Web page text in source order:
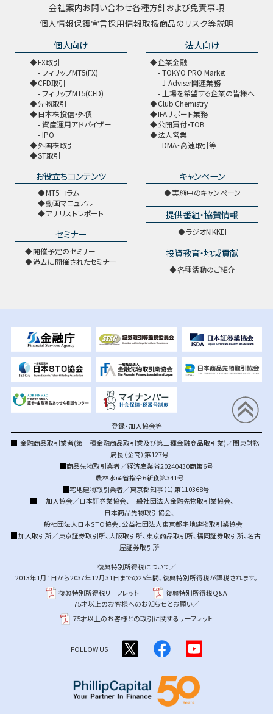
会社案内お問い合わせ各種方針および免責事項
個人情報保護宣言採用情報取扱商品のリスク等説明
個人向け
FX取引
フィリップMT5(FX)
CFD取引
フィリップMT5(CFD)
先物取引
日本株投信・外債
資産運用アドバイザー
IPO
外国株取引
ST取引
法人向け
企業金融
TOKYO PRO Market
J-Adviser関連業務
上場を希望する企業の皆様へ
Club Chemistry
IFAサポート業務
公開買付・TOB
法人営業
DMA・高速取引等
お役立ちコンテンツ
MT5コラム
動画マニュアル
アナリストレポート
セミナー
開催予定のセミナー
過去に開催されたセミナー
キャンペーン
実施中のキャンペーン
提供番組・協賛情報
ラジオNIKKEI
投資教育・地域貢献
各種活動のご紹介
登録・加入協会等
金融商品取引業者(第一種金融商品取引業及び第二種金融商品取引業)／関東財務
局長（金商）第127号
商品先物取引業者／経済産業省20240430商第6号
農林水産省指令6新食第341号
宅地建物取引業者／東京都知事（1）第110368号
加入協会／日本証券業協会、 一般社団法人金融先物取引業協会、
日本商品先物取引協会、
一般社団法人日本STO協会、 公益社団法人東京都宅地建物取引業協会
加入取引所／東京証券取引所、大阪取引所、 東京商品取引所、福岡証券取引所、名古
屋証券取引所
復興特別所得税について／
2013年1月1日から2037年12月31日までの25年間、復興特別所得税が課税されます。
復興特別所得税リーフレット
復興特別所得税Q&A
75才以上のお客様へのお知らせとお願い／
75才以上のお客様との取引に関するリーフレット
FOLLOW US